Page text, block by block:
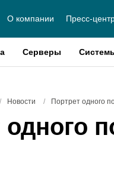
О компании Пресс-
Серверы
/ Новости / Портрет одного
одного